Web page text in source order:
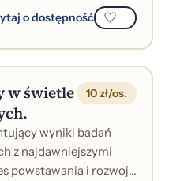
oraz ich z...
o dostępność
w świetle
10 zł/os.
wyniki badań
z najdawniejszymi
powstawania i rozwoju